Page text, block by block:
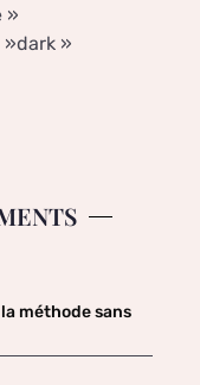
»
»
méthode sans